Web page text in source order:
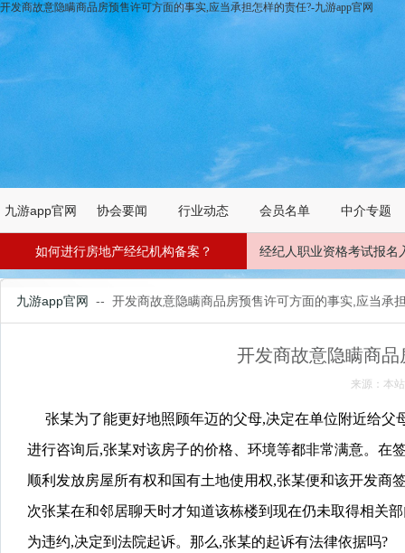
开发商故意隐瞒商品房预售许可方面的事实,应当承担怎样的责任?-九游app官网
九游app官网 协会要闻 行业动态 会员名单 中介专题
如何进行房地产经纪机构备案？ 经纪人职业资格考试报名
九游app官网 -- 开发商故意隐瞒商品房预售许可方面的事实,应当承
开发商故意隐瞒商
来源：本
张某为了能更好地照顾年迈的父母,决定在单位附近给父
进行咨询后,张某对该房子的价格、环境等都非常满意。 在
顺利发放房屋所有权和国有土地使用权,张某便和该开发商
次张某在和邻居聊天时才知道该栋楼到现在仍未取得相关
为违约,决定到法院起诉。 那么,张某的起诉有法律依据吗?